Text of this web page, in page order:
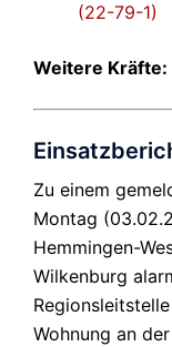
(22-79-1)
Weitere Kräfte:
Zu einem
Montag
Hemmingen-
Wilkenburg
Wohnung an